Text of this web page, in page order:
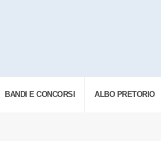
BANDI E CONCORSI ALBO PRETORIO